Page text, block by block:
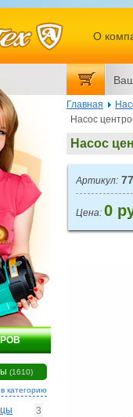
Главная
Насос
Насос
Артикул:
Цена: 0
(1610)
категорию
3
О